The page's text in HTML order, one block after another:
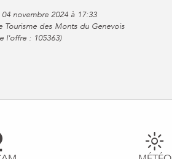
novembre 2024 à 17:33
Tourisme des Monts du Genevois
l'offre : 105363)